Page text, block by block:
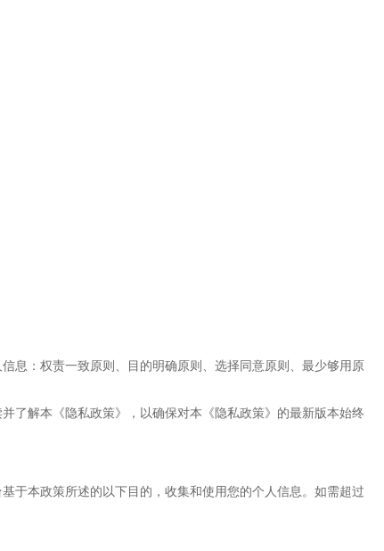
息：权责一致原则、目的明确原则、选择同意原则、最少够用原
了解本《隐私政策》，以确保对本《隐私政策》的最新版本始终
于本政策所述的以下目的，收集和使用您的个人信息。如需超过